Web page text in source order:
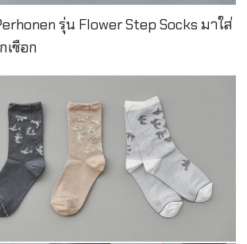
รุ่น Flower Step Socks มาใส่
เชือก